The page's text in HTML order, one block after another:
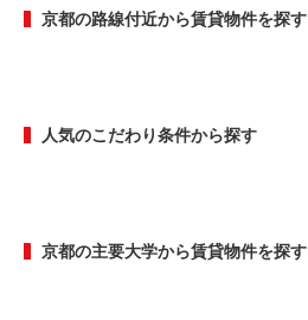
京都の路線付近から賃貸物件を探す
人気のこだわり条件から探す
京都の主要大学から賃貸物件を探す